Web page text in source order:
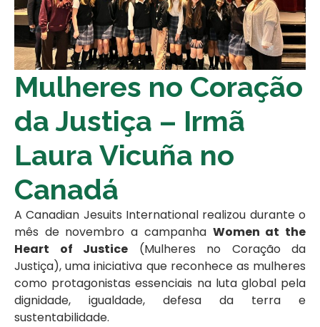
Mulheres no Coração
da Justiça – Irmã
Laura Vicuña no
Canadá
A Canadian Jesuits International realizou durante o
mês de novembro a campanha Women at the
Heart of Justice (Mulheres no Coração da
Justiça), uma iniciativa que reconhece as mulheres
como protagonistas essenciais na luta global pela
dignidade, igualdade, defesa da terra e
sustentabilidade.